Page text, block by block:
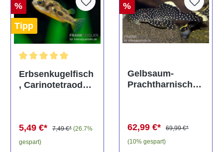
%
Tipp
Durchschnittliche Bewertung von 5 von 5 Sternen
Erbsenkugelfisch
, Carinotetraodon
5,49 €* 7,49 €* (26.7%
gespart)
%
Gelbsaum-
Prachtharnischw
62,99 €*
69,99 €*
(10% gespart)